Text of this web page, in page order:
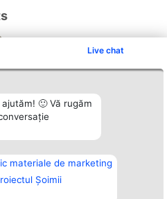
Live chat
🙂 Vă rugăm
materiale de marketing
Șoimii
Tuturor
Contact